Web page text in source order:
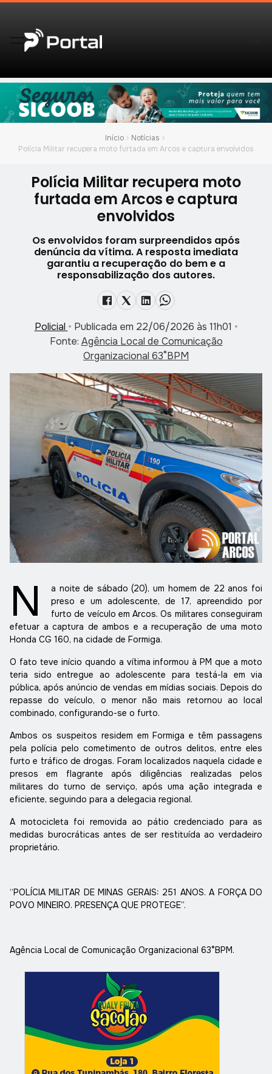
Início
Notícias
Polícia Militar recupera moto furtada em Arcos e captura envolvidos
Polícia Militar recupera moto
furtada em Arcos e captura
envolvidos
Os envolvidos foram surpreendidos após
denúncia da vítima. A resposta imediata
garantiu a recuperação do bem e a
responsabilização dos autores.
Policial • Publicada em 22/06/2026 às 11h01 •
Fonte: Agência Local de Comunicação
Organizacional 63°BPM
N
a noite de sábado (20), um homem de 22 anos foi
preso e um adolescente, de 17, apreendido por
furto de veículo em Arcos. Os militares conseguiram
efetuar a captura de ambos e a recuperação de uma moto
Honda CG 160, na cidade de Formiga.
O fato teve início quando a vítima informou à PM que a moto
teria sido entregue ao adolescente para testá-la em via
pública, após anúncio de vendas em mídias sociais. Depois do
repasse do veículo, o menor não mais retornou ao local
combinado, configurando-se o furto.
Ambos os suspeitos residem em Formiga e têm passagens
pela polícia pelo cometimento de outros delitos, entre eles
furto e tráfico de drogas. Foram localizados naquela cidade e
presos em flagrante após diligências realizadas pelos
militares do turno de serviço, após uma ação integrada e
eficiente, seguindo para a delegacia regional.
A motocicleta foi removida ao pátio credenciado para as
medidas burocráticas antes de ser restituída ao verdadeiro
proprietário.
“POLÍCIA MILITAR DE MINAS GERAIS: 251 ANOS. A FORÇA DO
POVO MINEIRO. PRESENÇA QUE PROTEGE”.
Agência Local de Comunicação Organizacional 63°BPM.